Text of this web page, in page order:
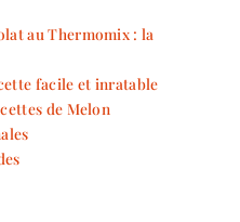
au Thermomix : la
facile et inratable
de Melon